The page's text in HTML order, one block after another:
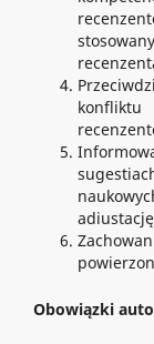
konfliktu
Obowiązki